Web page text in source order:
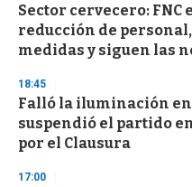
Sector cervecero:
reducción de
medidas y siguen las
18:45
Falló la iluminación en
suspendió el partido
por el Clausura
17:00